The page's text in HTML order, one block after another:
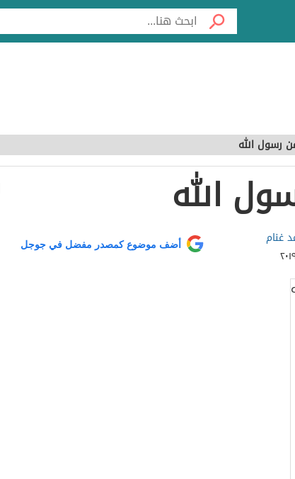
رسول الله
الله
غنام
أضف موضوع كمصدر مفضل في جوجل